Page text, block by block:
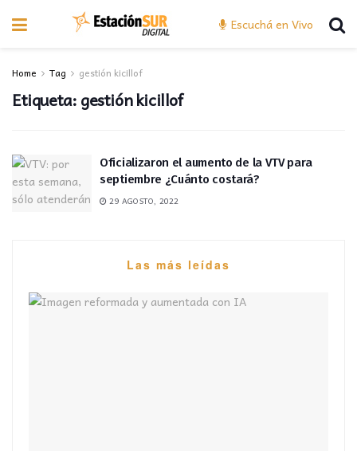
Escuchá en Vivo
Home Tag gestión kicillof
Etiqueta:gestión kicillof
Oficializaron el aumento de la VTV para
septiembre ¿Cuánto costará?
29 AGOSTO, 2022
Las más leídas